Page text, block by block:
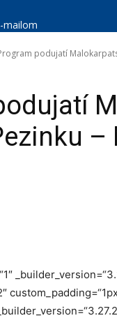
mailom
podujatí
–